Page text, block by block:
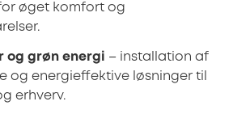
øget komfort og
og grøn energi – installation af
og energieffektive løsninger til
erhverv.